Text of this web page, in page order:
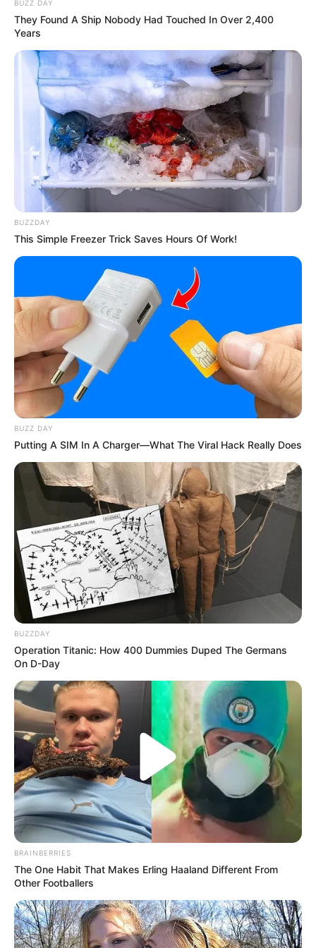
(foto: instagram/_taylorjade)
Biodata & Profil
Nama Lengkap: Taylor Jade
Novoa
Nama Panggung: Taylor Jade Novoa
Nama Panggilan: Taylor
Tempat, Tanggal Lahir: Amerika Serikat, 22 Mei 2001
Kewarganegaraan: Amerika Serikat
Agama: Kristen
Profesi: Model, Selebgram
Hobi: Bepergian
Facebook: –
X:@TaylorNovoa
Threads: –
Instagram:@_taylorjade
TikTok: –
YouTube: –
Tinggi, Berat & Penampilan Fisik
Tinggi: 170 cm
Berat: 54 kg
Golongan Darah: –
Warna Rambut: Coklat
Warna Mata: Coklat
Warna Kulit: –
Ukuran Tubuh: –
Ukuran Sepatu: –
Ukuran Baju: –
BUZZ DAY
They Found A Ship Nobody Had Touched In Over 2,400
Years
BUZZDAY
This Simple Freezer Trick Saves Hours Of Work!
BUZZ DAY
Putting A SIM In A Charger—What The Viral Hack Really Does
BUZZDAY
Operation Titanic: How 400 Dummies Duped The Germans
On D-Day
BRAINBERRIES
The One Habit That Makes Erling Haaland Different From
Other Footballers